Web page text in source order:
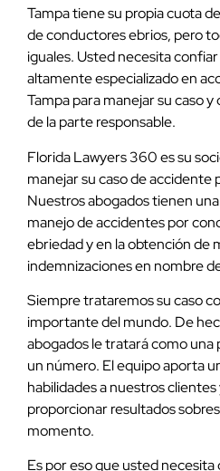
Tampa tiene su propia cuota
de conductores ebrios, pero
iguales. Usted necesita
altamente especializado en
Tampa para manejar su caso
de la parte responsable.
Florida Lawyers 360 es su
manejar su caso de accidente
Nuestros abogados tienen
manejo de accidentes por
ebriedad y en la obtención de
indemnizaciones en nombre
Siempre trataremos su caso
importante del mundo. De
abogados le tratará como una
un número. El equipo aporta
habilidades a nuestros
proporcionar resultados
momento.
Es por eso que usted